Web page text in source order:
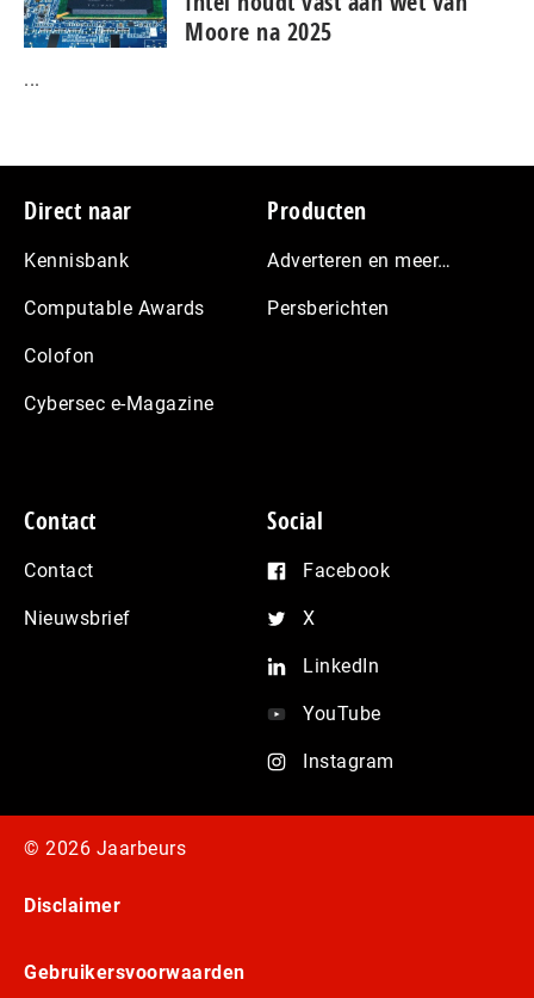
Moore na 2025
...
Footer
Direct naar
Kennisbank
Computable Awards
Colofon
Cybersec e-Magazine
Producten
Adverteren en meer…
Persberichten
Contact
Contact
Nieuwsbrief
Social
Facebook
X
LinkedIn
YouTube
Instagram
© 2026 Jaarbeurs
Disclaimer
Gebruikersvoorwaarden